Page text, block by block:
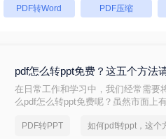
PDF转Word PDF压缩
pdf怎么转ppt免费？这五个方法
在日常工作和学习中，我们经常需要
么pdf怎么转ppt免费呢？虽然市面上
PDF转PPT